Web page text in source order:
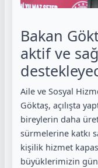
Bakan
aktif ve
Aile ve Sosyal
Göktaş, açılışta
bireylerin daha
sürmelerine katkı
kişilik hizmet
büyüklerimizin